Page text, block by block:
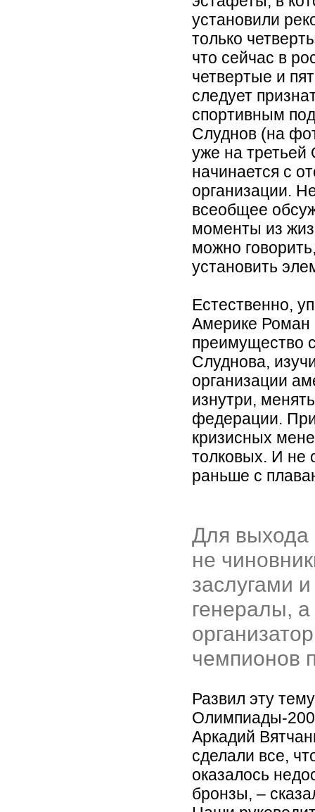
установили
только
что сейчас в
четвертые и
следует
спортивным
Слуднов (на
уже на
начинается с
организации.
всеобщее
моменты из
можно
установить
Естественно,
Америке Роман
преимущество
Слуднова,
организации
изнутри,
федерации.
кризисных
толковых. И не
раньше с
Для выхода
не
заслугами
генералы,
чемпионов
Развил эту
Олимпиады-
Аркадий
сделали все,
оказалось
бронзы, –